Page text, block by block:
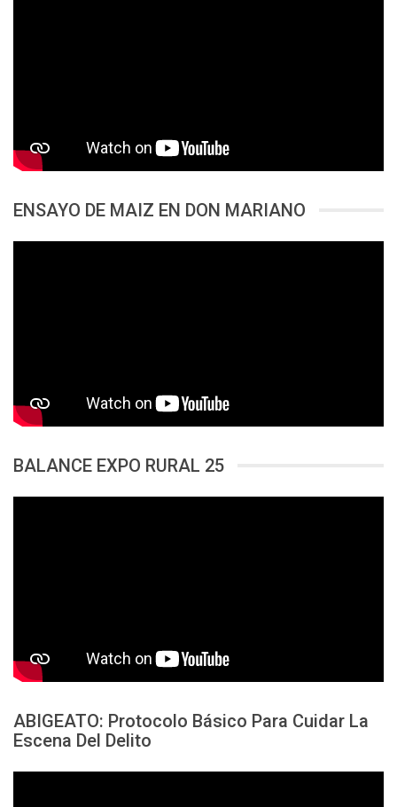
ENSAYO DE MAIZ EN DON MARIANO
BALANCE EXPO RURAL 25
ABIGEATO: Protocolo Básico Para Cuidar La
Escena Del Delito